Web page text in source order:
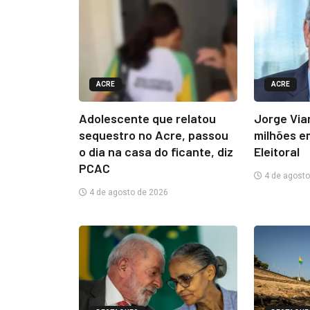
ACRE
Adolescente que relatou
sequestro no Acre, passou
o dia na casa do ficante, diz
PCAC
4 de agosto de 2026
ACRE
Jorge
milhões
Eleitoral
4 de